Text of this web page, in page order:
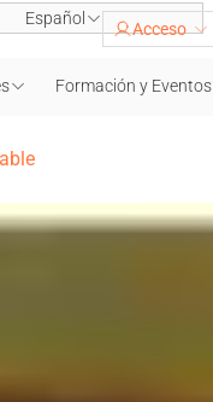
Español
Acceso
Formación y Eventos